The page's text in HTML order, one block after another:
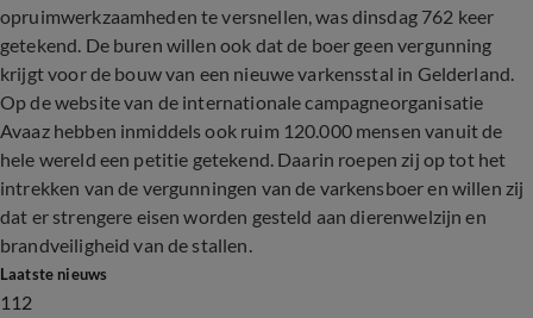
opruimwerkzaamheden te versnellen, was dinsdag 762 keer
getekend. De buren willen ook dat de boer geen vergunning
krijgt voor de bouw van een nieuwe varkensstal in Gelderland.
Op de website van de internationale campagneorganisatie
Avaaz hebben inmiddels ook ruim 120.000 mensen vanuit de
hele wereld een petitie getekend. Daarin roepen zij op tot het
intrekken van de vergunningen van de varkensboer en willen zij
dat er strengere eisen worden gesteld aan dierenwelzijn en
brandveiligheid van de stallen.
Laatste nieuws
112